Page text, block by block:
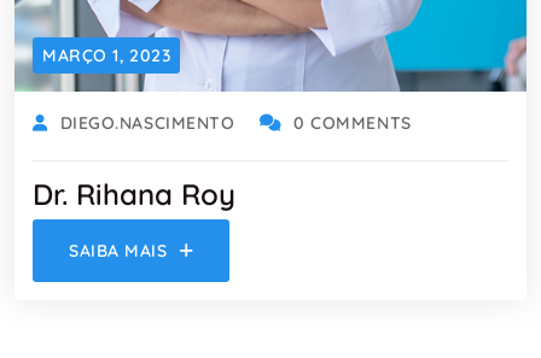
MARÇO 1, 2023
DIEGO.NASCIMENTO 0 COMMENTS
Dr. Rihana Roy
SAIBA MAIS